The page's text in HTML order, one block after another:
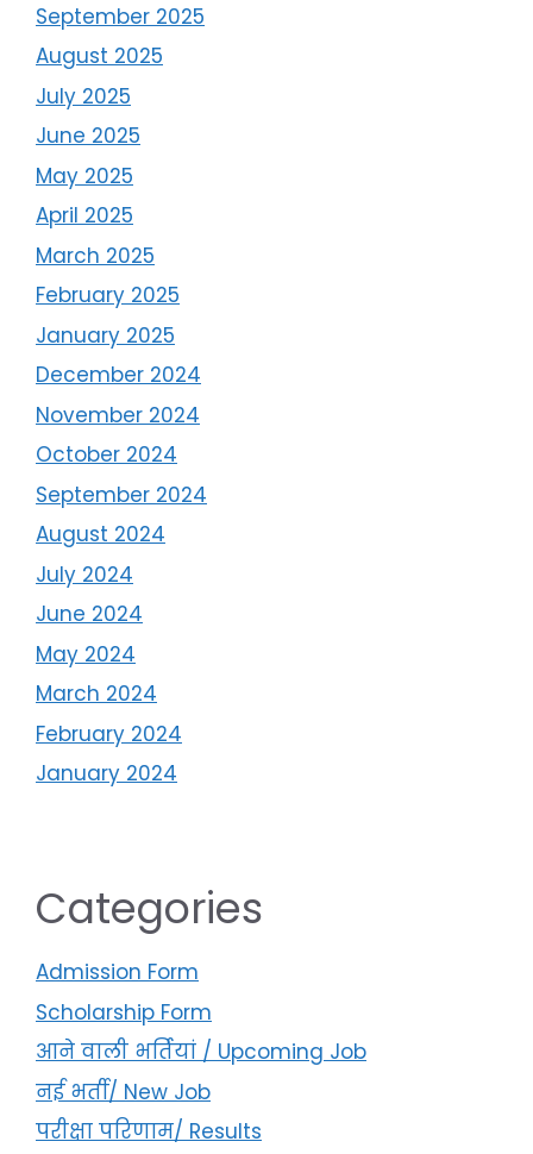
September 2025
August 2025
July 2025
June 2025
May 2025
April 2025
March 2025
February 2025
January 2025
December 2024
November 2024
October 2024
September 2024
August 2024
July 2024
June 2024
May 2024
March 2024
February 2024
January 2024
Categories
Admission Form
Scholarship Form
आने वाली भर्तियां / Upcoming Job
नई भर्ती/ New Job
परीक्षा परिणाम/ Results